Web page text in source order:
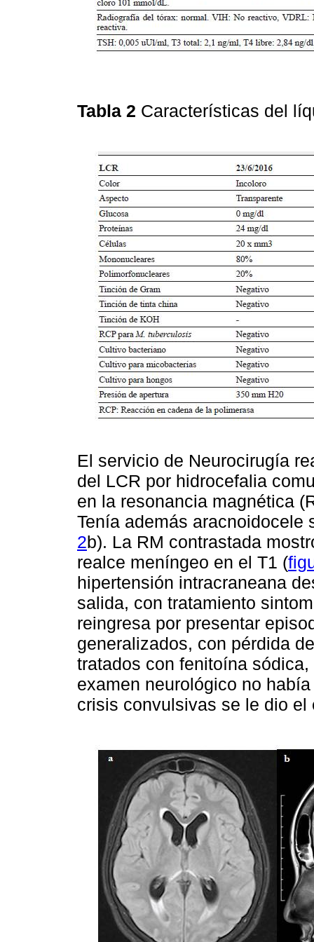
Tabla 2 Características del
El servicio de Neurocirugía
del LCR por hidrocefalia
en la resonancia magnética
Tenía además aracnoidocele
2b). La RM contrastada
realce meníngeo en el T1 (
hipertensión intracraneana
salida, con tratamiento
reingresa por presentar
generalizados, con pérdida
tratados con fenitoína
examen neurológico no
crisis convulsivas se le dio